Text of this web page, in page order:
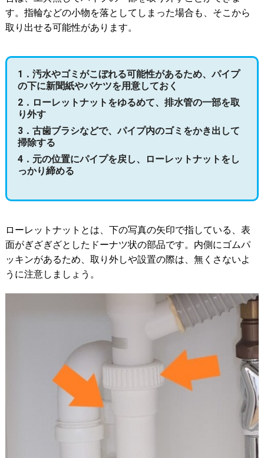
す。指輪などの小物を落としてしまった場合も、そこから
取り出せる可能性があります。
1．汚水やゴミがこぼれる可能性があるため、パイプ
の下に新聞紙やバケツを用意しておく
2．ローレットナットをゆるめて、排水管の一部を取
り外す
3．古歯ブラシなどで、パイプ内のゴミをかき出して
掃除する
4．元の位置にパイプを戻し、ローレットナットをし
っかり締める
ローレットナットとは、下の写真の矢印で指している、表
面がぎざぎざとしたドーナツ状の部品です。内側にゴムパ
ッキンがあるため、取り外しや設置の際は、無くさないよ
うに注意しましょう。